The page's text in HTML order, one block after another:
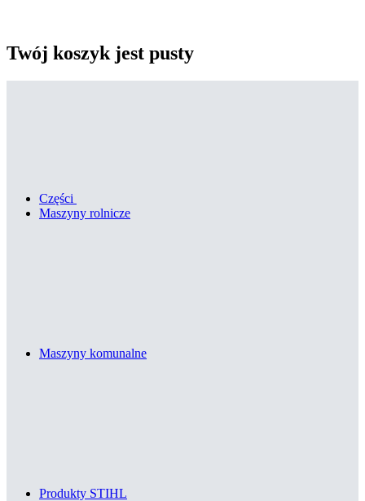
Twój koszyk jest pusty
Części
Maszyny rolnicze
Maszyny komunalne
Produkty STIHL